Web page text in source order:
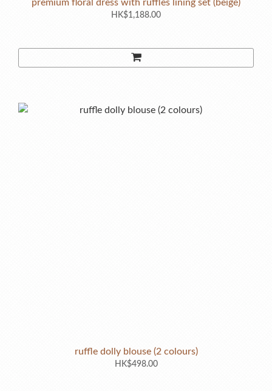
premium floral dress with ruffles lining set (beige)
HK$1,188.00
ruffle dolly blouse (2 colours)
HK$498.00